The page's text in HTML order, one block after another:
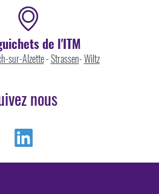
de l'ITM
sur-Alzette-Strassen-Wiltz
nous